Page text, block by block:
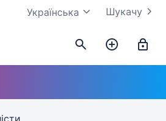
Шукачу
Українська